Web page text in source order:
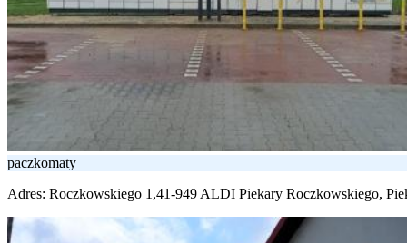
paczkomaty
Adres: Roczkowskiego 1,41-949 ALDI Piekary Roczkowskiego,